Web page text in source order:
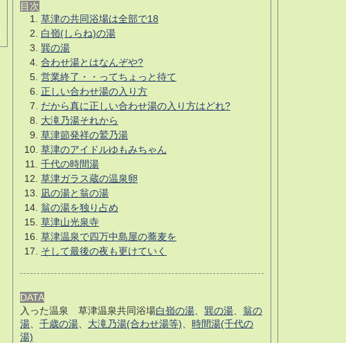
目次
草津の共同浴場は全部で18
白嶺(しらね)の湯
巽の湯
合わせ湯とはなんぞや?
営業終了・・ってちょっと待て
正しい合わせ湯の入り方
だから真に正しい合わせ湯の入り方はどれ?
大滝乃湯それから
草津節発祥の鷲乃湯
草津のアイドルゆもみちゃん
千代の時間湯
草津ガラス蔵の温泉卵
凪の湯と翁の湯
翁の湯を独り占め
草津山光泉寺
草津温泉で四万中島屋の蕎麦を
そして最後の夜も更けていく
DATA
入った温泉 草津温泉共同浴場白嶺の湯 巽の湯
翁の
湯
千歳の湯 大滝乃湯(合わせ湯等)
時間湯(千代の
湯)